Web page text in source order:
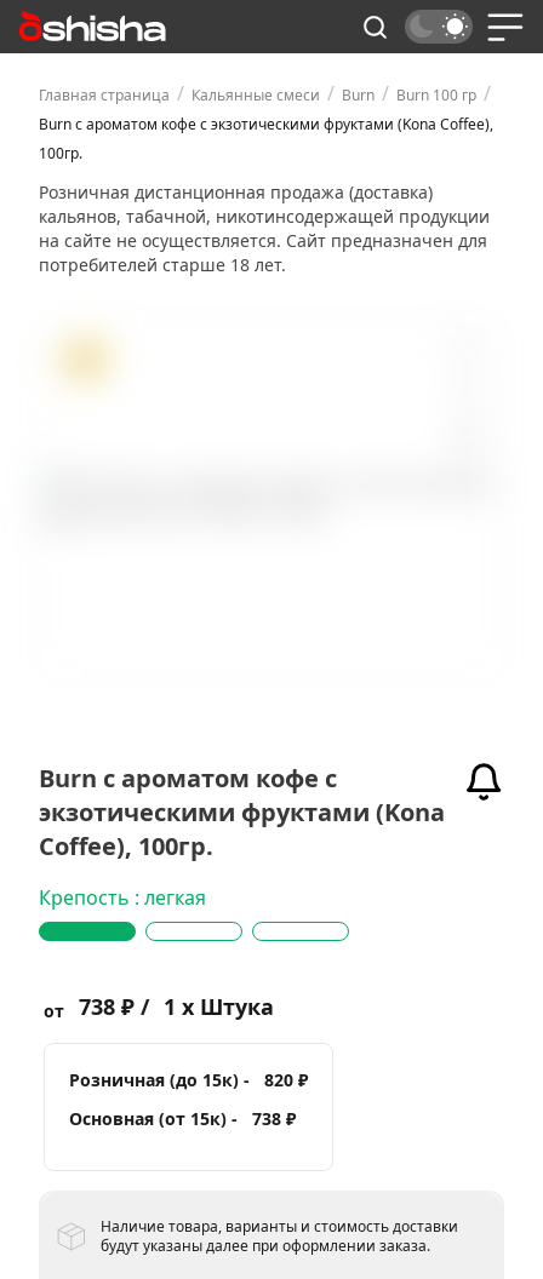
Главная страница / Кальянные смеси / Burn / Burn 100 гр /
Burn с ароматом кофе с экзотическими фруктами (Kona Coffee),
100гр.
Розничная дистанционная продажа (доставка)
кальянов, табачной, никотинсодержащей продукции
на сайте не осуществляется. Сайт предназначен для
потребителей старше 18 лет.
Burn с ароматом кофе с
экзотическими фруктами (Kona
Coffee), 100гр.
Крепость : легкая
от 738 ₽ / 1 x Штука
Розничная (до 15к) -
820 ₽
Основная (от 15к) -
738 ₽
Наличие товара, варианты и стоимость доставки
будут указаны далее при оформлении заказа.